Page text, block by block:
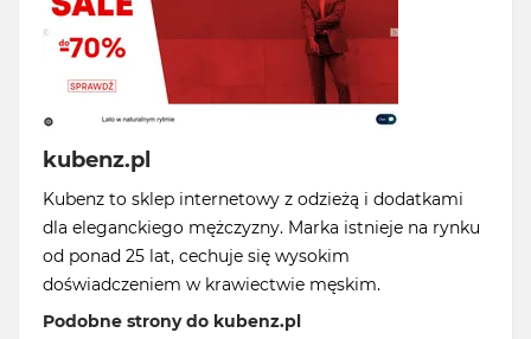
kubenz.pl
Kubenz to sklep internetowy z odzieżą i dodatkami
dla eleganckiego mężczyzny. Marka istnieje na rynku
od ponad 25 lat, cechuje się wysokim
doświadczeniem w krawiectwie męskim.
Podobne strony do kubenz.pl